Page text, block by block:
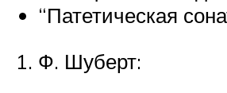
“Патетическая
Ф. Шуберт: